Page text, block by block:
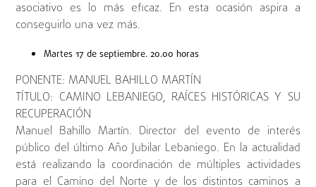
asociativo es lo más eficaz. En esta ocasión aspira a
conseguirlo una vez más.
Martes 17 de septiembre. 20.00 horas
PONENTE: MANUEL BAHILLO MARTÍN
TÍTULO: CAMINO LEBANIEGO, RAÍCES HISTÓRICAS Y SU
RECUPERACIÓN
Manuel Bahillo Martín. Director del evento de interés
público del último Año Jubilar Lebaniego. En la actualidad
está realizando la coordinación de múltiples actividades
para el Camino del Norte y de los distintos caminos a